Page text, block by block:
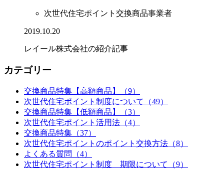
次世代住宅ポイント交換商品事業者
2019.10.20
レイール株式会社の紹介記事
カテゴリー
交換商品特集【高額商品】（9）
次世代住宅ポイント制度について（49）
交換商品特集【低額商品】（3）
次世代住宅ポイント活用法（4）
交換商品特集（37）
次世代住宅ポイントのポイント交換方法（8）
よくある質問（4）
次世代住宅ポイント制度 期限について（9）